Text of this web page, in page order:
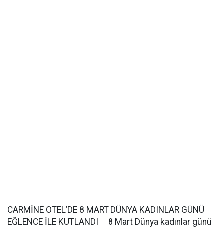
CARMİNE OTEL’DE 8 MART DÜNYA KADINLAR GÜNÜ
EĞLENCE İLE KUTLANDI 8 Mart Dünya kadınlar günü